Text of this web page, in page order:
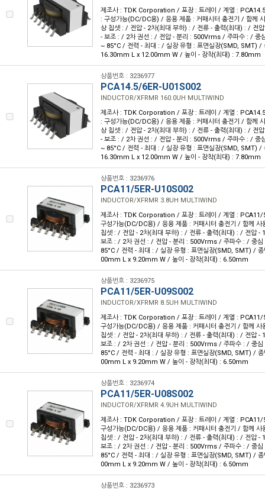
제조사 : TDK Corporation / 포장 : 트레이 / 계열 :
: 구성가능(DC/DC용) / 응용 제품 : 커패시터 충전기 / 함께
상 칩셋 : / 전압 - 2차(최대 부하) : / 전류 - 출력(최대) : / 전
- 보조 : / 2차 권선 : / 전압 - 분리 : 500Vrms / 주파수 : / 중
~ 85°C / 전력 - 최대 : / 실장 유형 : 표면실장(SMD, SMT) /
16.30mm L x 12.00mm W / 높이 - 장착(최대) : 7.80mm
상품번호 : 3236977
PCA14.5/6ER-U01S002
INDUCTOR/XFRMR 160.0UH MULTIWIND
제조사 : TDK Corporation / 포장 : 트레이 / 계열 :
: 구성가능(DC/DC용) / 응용 제품 : 커패시터 충전기 / 함께
상 칩셋 : / 전압 - 2차(최대 부하) : / 전류 - 출력(최대) : / 전
- 보조 : / 2차 권선 : / 전압 - 분리 : 500Vrms / 주파수 : / 중
~ 85°C / 전력 - 최대 : / 실장 유형 : 표면실장(SMD, SMT) /
16.30mm L x 12.00mm W / 높이 - 장착(최대) : 7.80mm
상품번호 : 3236976
PCA11/5ER-U10S002
INDUCTOR/XFRMR 3.8UH MULTIWIND
제조사 : TDK Corporation / 포장 : 트레이 / 계열 : PCA11/
구성가능(DC/DC용) / 응용 제품 : 커패시터 충전기 / 함께
칩셋 : / 전압 - 2차(최대 부하) : / 전류 - 출력(최대) : / 전압 -
보조 : / 2차 권선 : / 전압 - 분리 : 500Vrms / 주파수 : / 중심
85°C / 전력 - 최대 : / 실장 유형 : 표면실장(SMD, SMT) /
00mm L x 9.20mm W / 높이 - 장착(최대) : 6.50mm
상품번호 : 3236975
PCA11/5ER-U09S002
INDUCTOR/XFRMR 8.5UH MULTIWIND
제조사 : TDK Corporation / 포장 : 트레이 / 계열 : PCA11/
구성가능(DC/DC용) / 응용 제품 : 커패시터 충전기 / 함께
칩셋 : / 전압 - 2차(최대 부하) : / 전류 - 출력(최대) : / 전압 -
보조 : / 2차 권선 : / 전압 - 분리 : 500Vrms / 주파수 : / 중심
85°C / 전력 - 최대 : / 실장 유형 : 표면실장(SMD, SMT) /
00mm L x 9.20mm W / 높이 - 장착(최대) : 6.50mm
상품번호 : 3236974
PCA11/5ER-U08S002
INDUCTOR/XFRMR 4.9UH MULTIWIND
제조사 : TDK Corporation / 포장 : 트레이 / 계열 : PCA11/
구성가능(DC/DC용) / 응용 제품 : 커패시터 충전기 / 함께
칩셋 : / 전압 - 2차(최대 부하) : / 전류 - 출력(최대) : / 전압 -
보조 : / 2차 권선 : / 전압 - 분리 : 500Vrms / 주파수 : / 중심
85°C / 전력 - 최대 : / 실장 유형 : 표면실장(SMD, SMT) /
00mm L x 9.20mm W / 높이 - 장착(최대) : 6.50mm
상품번호 : 3236973